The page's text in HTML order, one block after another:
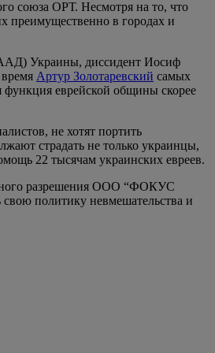
союза ОРТ. Несмотря на то, что
преимущественно в городах и
Украины, диссидент Иосиф
Артур Золотаревский самых
функция еврейской общины скорее
не хотят портить
страдать не только украинцы,
22 тысячам украинских евреев.
разрешения ООО “ФОКУС
политику невмешательства и